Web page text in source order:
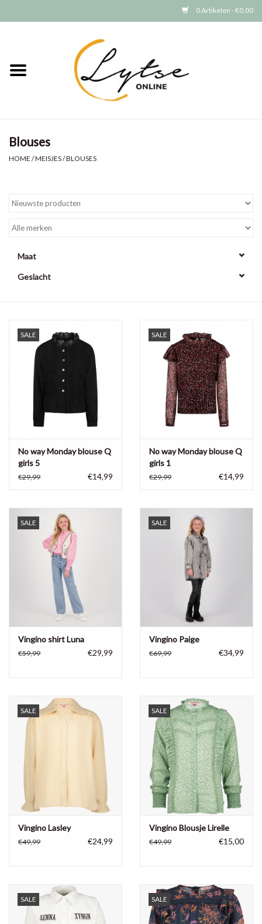
0 Artikelen - €0,00
Meisjes
Blouses
HOME /MEISJES/BLOUSES
Maat
Geslacht
SALE
No way Monday blouse Q
girls 5
€29,99 €14,99
SALE
No way Monday blouse Q
girls 1
€29,99 €14,99
SALE
Vingino shirt Luna
€59,99 €29,99
SALE
Vingino Paige
€69,99 €34,99
SALE
Vingino Lasley
€49,99 €24,99
SALE
Vingino Blousje Lirelle
€49,99 €15,00
SALE SALE